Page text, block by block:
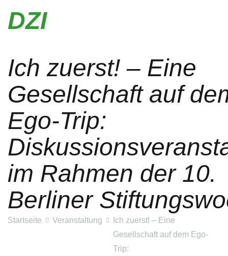
InhaltDZI
Ich zuerst! – Eine
Gesellschaft auf
Ego-Trip:
im Rahmen der 10.
Berliner
Startseite Veranstaltung
Ich zuerst! – Eine
Gesellschaft auf dem Ego-
Trip: